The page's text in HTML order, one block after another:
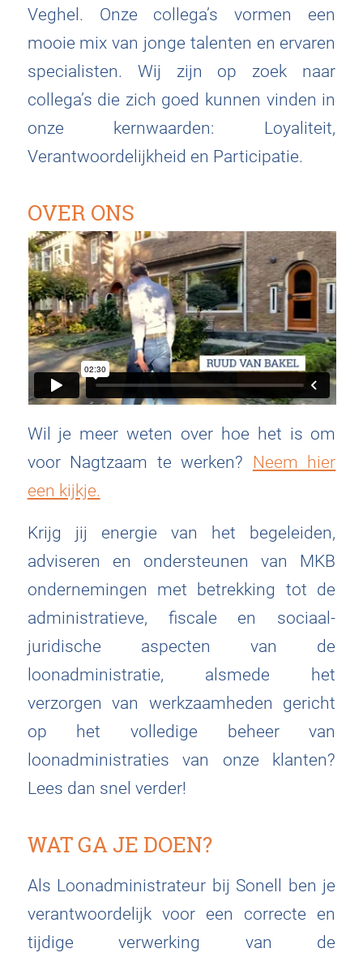
Veghel. Onze collega’s vormen een
mooie mix van jonge talenten en ervaren
specialisten. Wij zijn op zoek naar
collega’s die zich goed kunnen vinden in
onze kernwaarden: Loyaliteit,
Verantwoordelijkheid en Participatie.
OVER ONS
Wil je meer weten over hoe het is om
voor Nagtzaam te werken? Neem hier
een kijkje.
Krijg jij energie van het begeleiden,
adviseren en ondersteunen van MKB
ondernemingen met betrekking tot de
administratieve, fiscale en sociaal-
juridische aspecten van de
loonadministratie, alsmede het
verzorgen van werkzaamheden gericht
op het volledige beheer van
loonadministraties van onze klanten?
Lees dan snel verder!
WAT GA JE DOEN?
Als Loonadministrateur bij Sonell ben je
verantwoordelijk voor een correcte en
tijdige verwerking van de